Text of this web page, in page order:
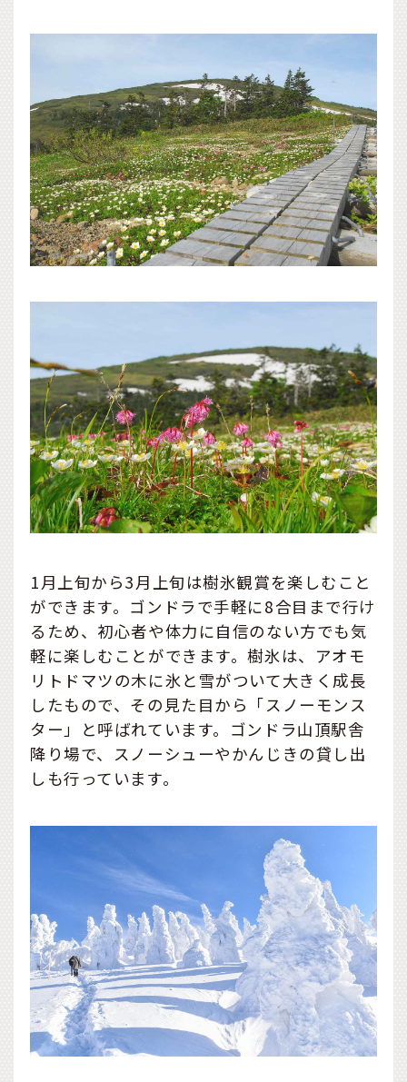
1月上旬から3月上旬は樹氷観賞を楽しむこと
ができます。ゴンドラで手軽に8合目まで行け
るため、初心者や体力に自信のない方でも気
軽に楽しむことができます。樹氷は、アオモ
リトドマツの木に氷と雪がついて大きく成長
したもので、その見た目から「スノーモンス
ター」と呼ばれています。ゴンドラ山頂駅舎
降り場で、スノーシューやかんじきの貸し出
しも行っています。